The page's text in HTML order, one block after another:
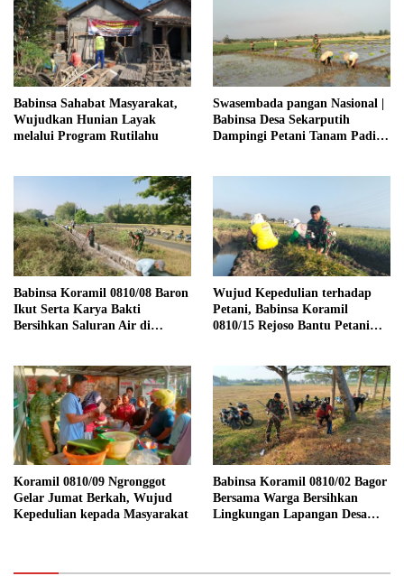
Babinsa Sahabat Masyarakat,
Wujudkan Hunian Layak
melalui Program Rutilahu
Swasembada pangan Nasional |
Babinsa Desa Sekarputih
Dampingi Petani Tanam Padi,
Babinsa Koramil 0810/08 Baron
Ikut Serta Karya Bakti
Bersihkan Saluran Air di
Wujud Kepedulian terhadap
Petani, Babinsa Koramil
0810/15 Rejoso Bantu Petani
Koramil 0810/09 Ngronggot
Gelar Jumat Berkah, Wujud
Kepedulian kepada Masyarakat
Babinsa Koramil 0810/02 Bagor
Bersama Warga Bersihkan
Lingkungan Lapangan Desa